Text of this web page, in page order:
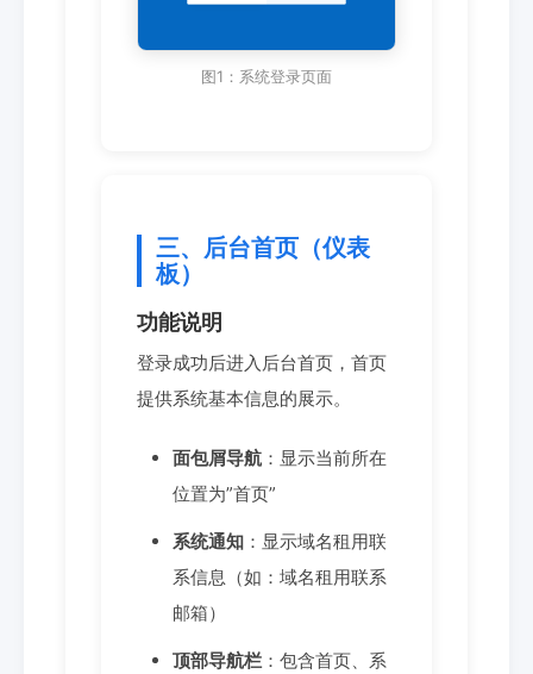
图1：系统登录页面
三、后台首页（仪表
板）
功能说明
登录成功后进入后台首页，首页
提供系统基本信息的展示。
面包屑导航 ：显示当前所在
位置为”首页”
系统通知 ：显示域名租用联
系信息（如：域名租用联系
邮箱）
顶部导航栏 ：包含首页、系